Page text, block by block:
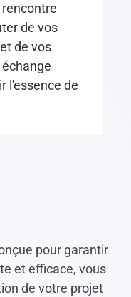
de vos
de vos
l'essence de
pour garantir
et efficace, vous
de votre projet